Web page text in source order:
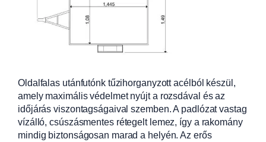
Oldalfalas utánfutónk tűzihorganyzott acélból készül,
amely maximális védelmet nyújt a rozsdával és az
időjárás viszontagságaival szemben. A padlózat vastag
vízálló, csúszásmentes rétegelt lemez, így a rakomány
mindig biztonságosan marad a helyén. Az erős